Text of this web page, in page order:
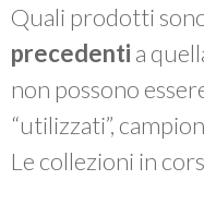
Quali prodotti
precedenti a
non possono
“utilizzati”,
Le collezioni in